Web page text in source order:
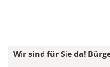
Wir sind für Sie da!